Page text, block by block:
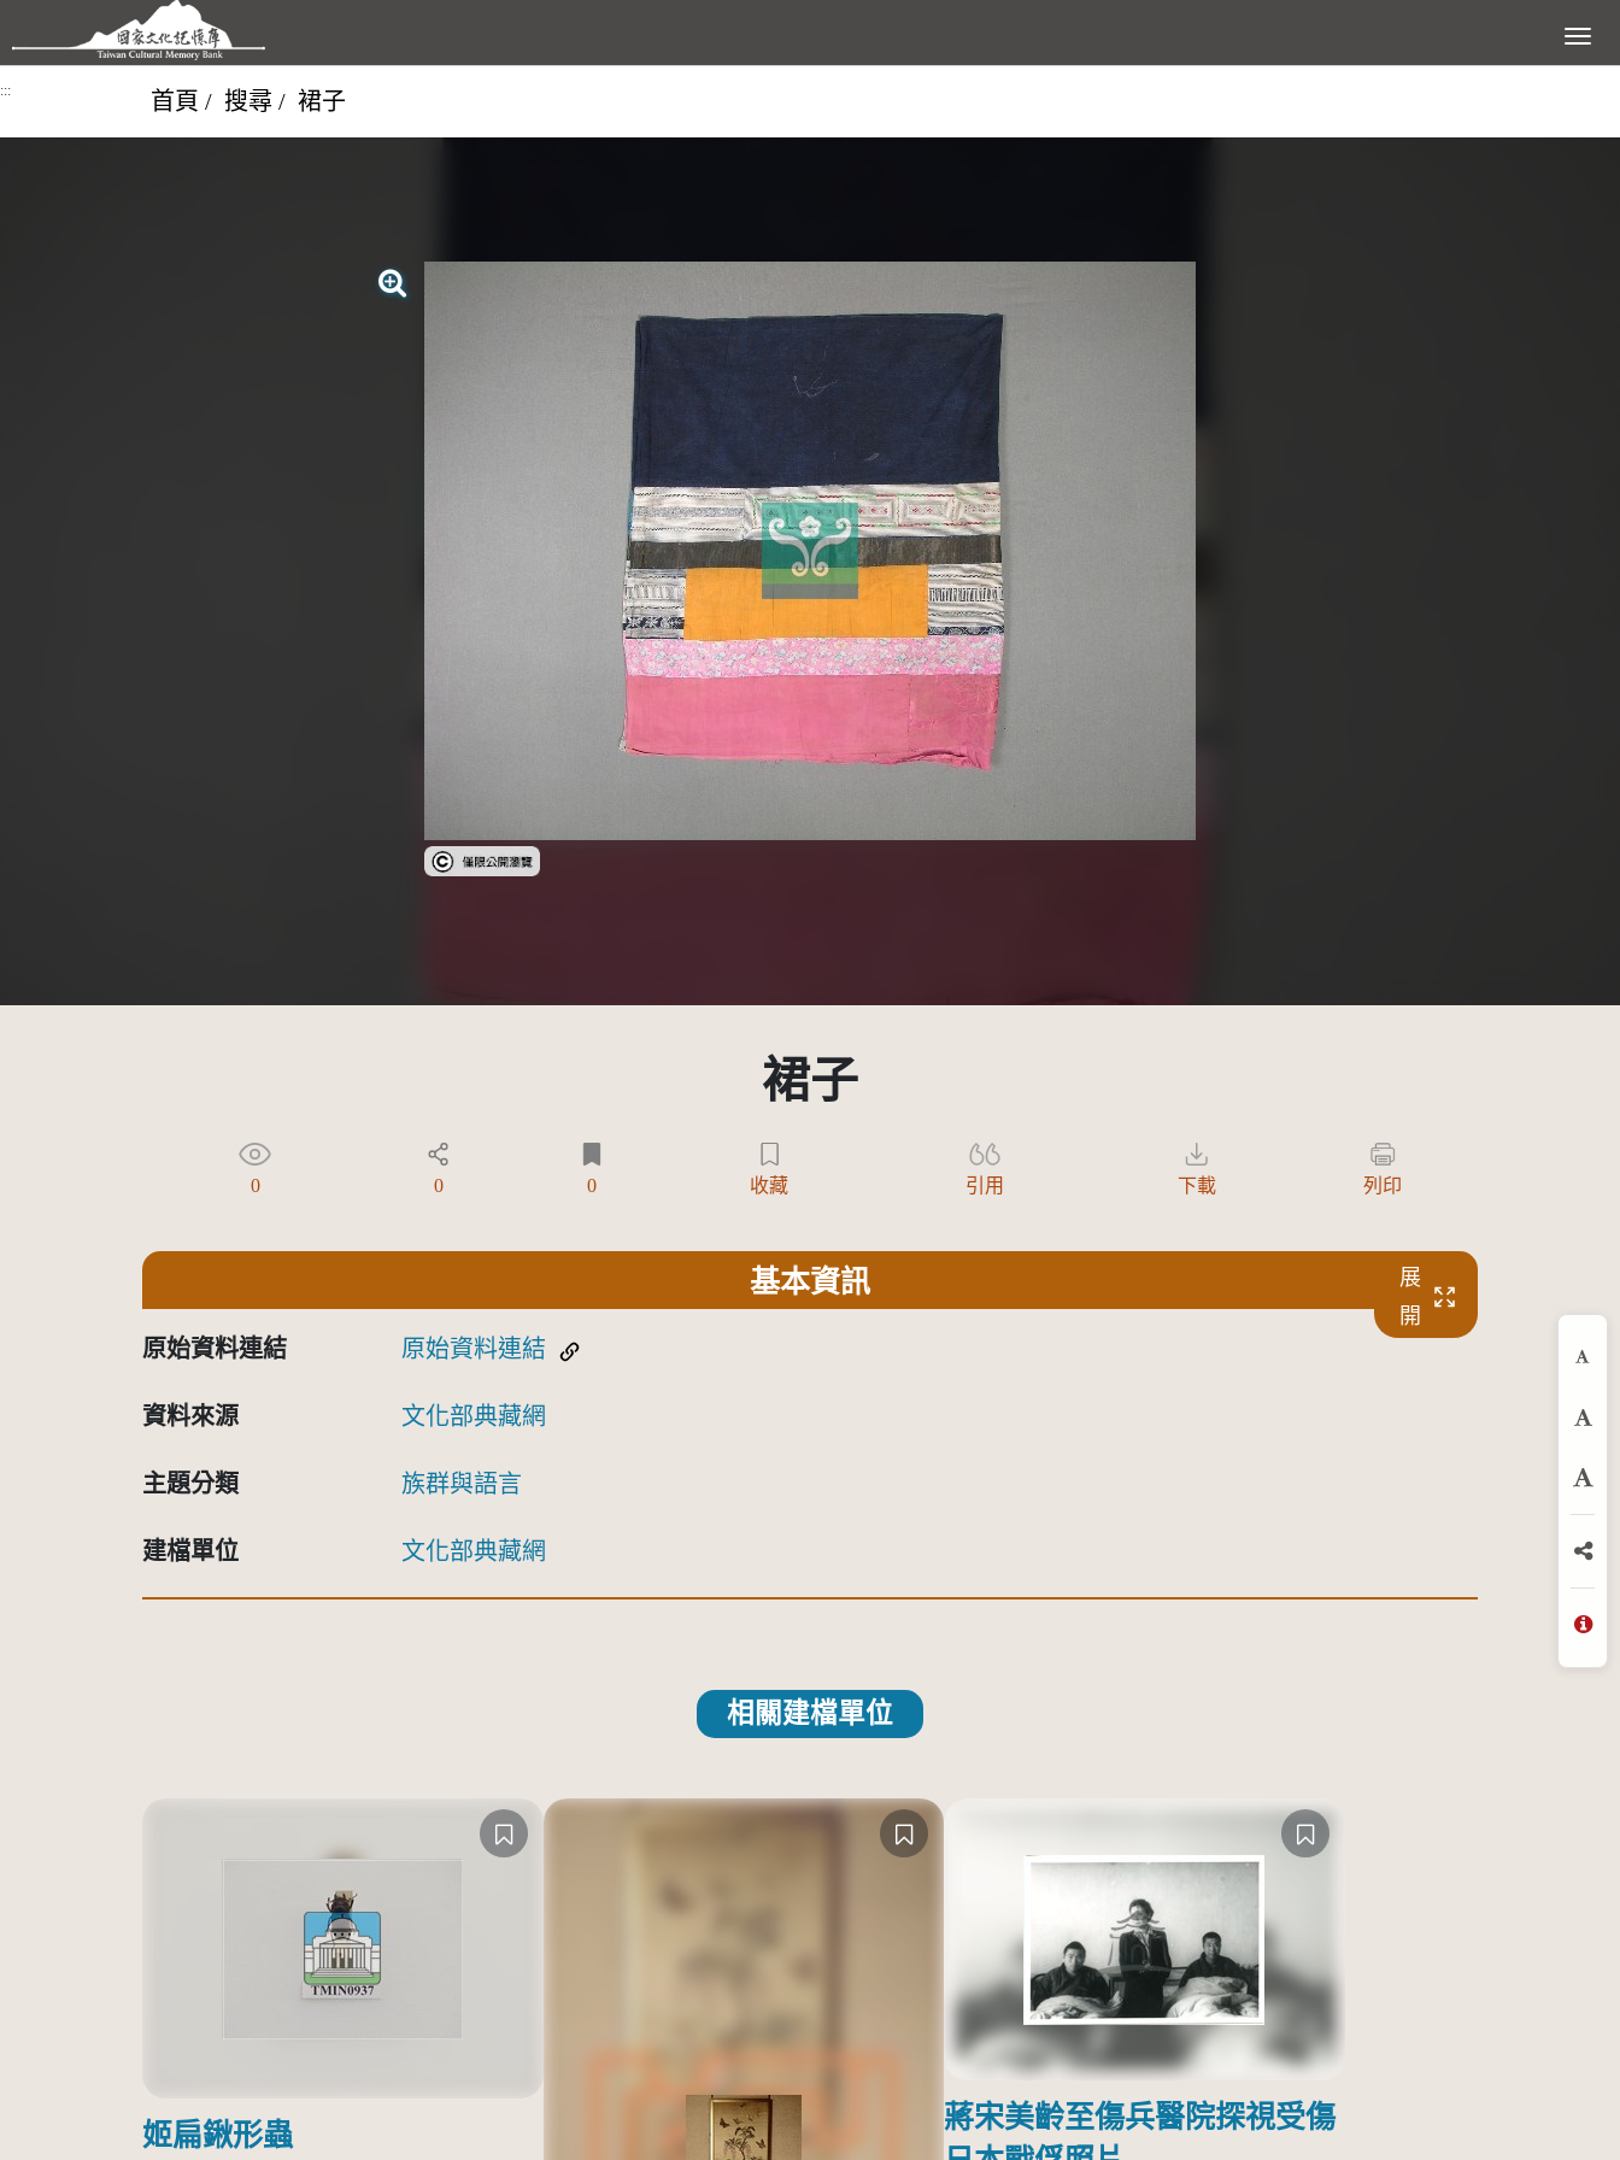
跳到主要內容區塊 展開選
::: 首頁 搜尋 裙子
受著作權法保護-僅限於本平台有限度公開瀏覽
裙子
0 0 0 收藏 引用 下載 列印
基本資訊
展
開
原始資料連結 原始資料連結
資料來源 文化部典藏網
主題分類 族群與語言
建檔單位 文化部典藏網
相關建檔單位
姬扁鍬形蟲
蔣宋美齡至傷兵醫院探視受傷
放
分